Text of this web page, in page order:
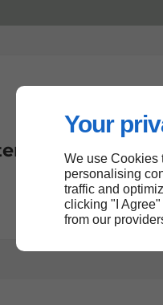
Your
We use Cookies
personalising
traffic and
clicking "I
from our